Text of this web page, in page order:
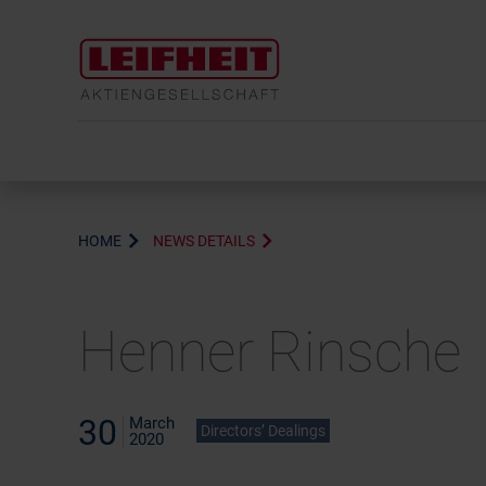
HOME NEWS DETAILS
Henner Rinsche
30
March
2020
Directors’ Dealings